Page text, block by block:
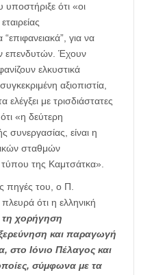
ότι «οι
για να
επενδυτών. Έχουν
ελκυστικά
αξιοπιστία,
με τρισδιάστατες
«η δεύτερη
συνεργασίας, είναι η
σταθμών
της Καμτσάτκα».
πηγές του, ο Π.
ότι η ελληνική
τη χορήγηση
και παραγωγή
στο Ιόνιο Πέλαγος και
σύμφωνα με τα